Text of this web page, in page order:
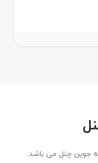
جوین چنل می باشد.